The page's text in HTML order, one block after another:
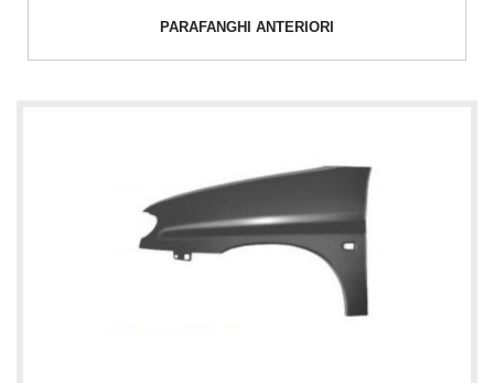
PARAFANGHI ANTERIORI